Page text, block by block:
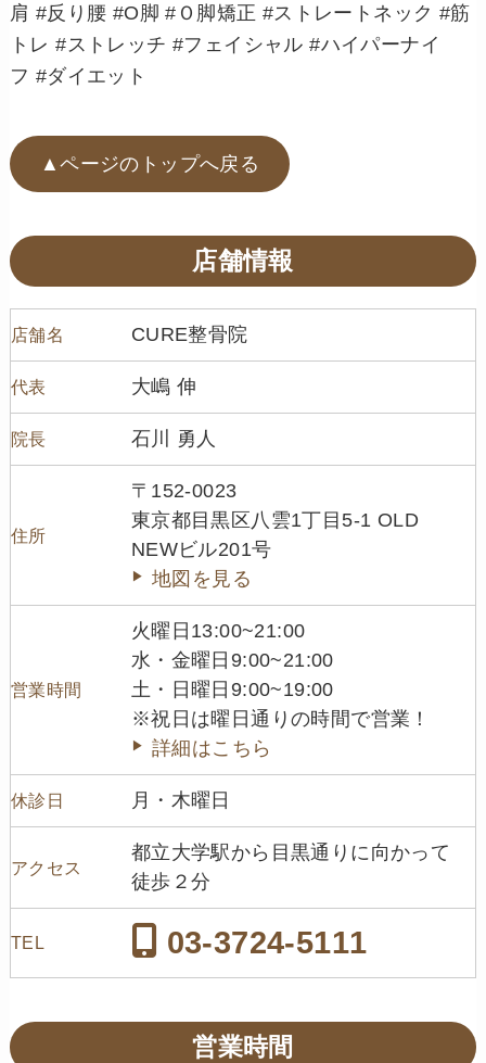
肩 #反り腰 #O脚 #Ｏ脚矯正 #ストレートネック #筋
トレ #ストレッチ #フェイシャル #ハイパーナイ
フ #ダイエット
▲ページのトップへ戻る
店舗情報
店舗名 CURE整骨院
代表 大嶋 伸
院長 石川 勇人
住所
〒152-0023
東京都目黒区八雲1丁目5-1 OLD
NEWビル201号
地図を見る
営業時間
火曜日13:00~21:00
水・金曜日9:00~21:00
土・日曜日9:00~19:00
※祝日は曜日通りの時間で営業！
詳細はこちら
休診日 月・木曜日
アクセス
都立大学駅から目黒通りに向かって
徒歩２分
TEL 03-3724-5111
営業時間